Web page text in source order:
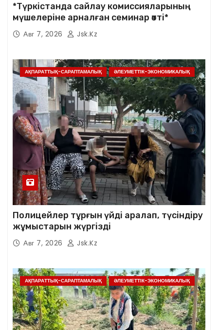
*Түркістанда сайлау комиссияларының
мүшелеріне арналған семинар өтті*
Авг 7, 2026 Jsk.kz
АҚПАРАТТЫҚ-САРАПТАМАЛЫҚ ӘЛЕУМЕТТІК-ЭКОНОМИКАЛЫҚ
Полицейлер тұрғын үйді аралап, түсіндіру
жұмыстарын жүргізді
Авг 7, 2026 Jsk.kz
АҚПАРАТТЫҚ-САРАПТАМАЛЫҚ ӘЛЕУМЕТТІК-ЭКОНОМИКАЛЫҚ